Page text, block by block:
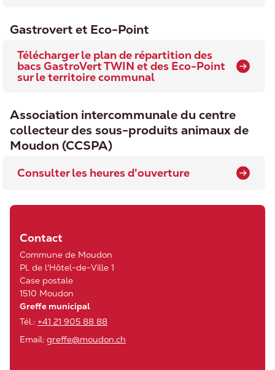
Gastrovert et Eco-Point
Télécharger le plan de répartition des
bacs GastroVert TWIN et des Eco-Point
sur le territoire communal
Association intercommunale du centre
collecteur des sous-produits animaux de
Moudon (CCSPA)
Consulter les heures d'ouverture
Contact
Commune de Moudon
Pl. de l'Hôtel-de-Ville 1
Case postale
1510 Moudon
Greffe municipal
Tél.: +41 21 905 88 88
Email: greffe@moudon.ch